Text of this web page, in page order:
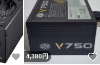
いいね！
4,380円